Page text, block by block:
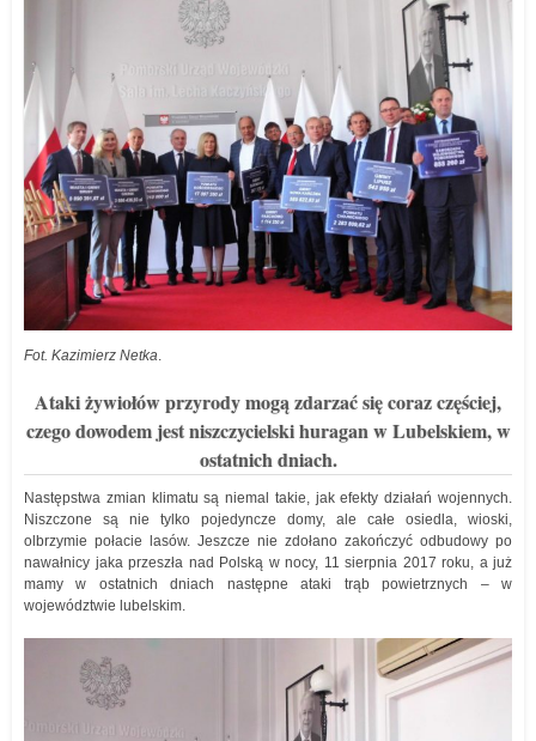
Fot. Kazimierz Netka.
Ataki żywiołów przyrody mogą zdarzać się coraz częściej,
czego dowodem jest niszczycielski huragan w Lubelskiem, w
ostatnich dniach.
Następstwa zmian klimatu są niemal takie, jak efekty działań wojennych.
Niszczone są nie tylko pojedyncze domy, ale całe osiedla, wioski,
olbrzymie połacie lasów. Jeszcze nie zdołano zakończyć odbudowy po
nawałnicy jaka przeszła nad Polską w nocy, 11 sierpnia 2017 roku, a już
mamy w ostatnich dniach następne ataki trąb powietrznych – w
województwie lubelskim.